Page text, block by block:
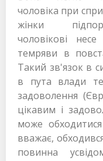
чоловіка при
жінки
чоловікові
темряви в
Такий зв'язок в
в пута влади
задоволення
цікавим і
може
вважає,
повинна